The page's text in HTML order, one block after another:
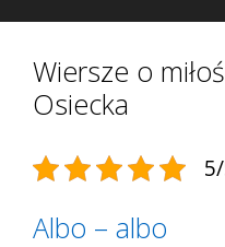
Wiersze o
Osiecka
Albo – albo